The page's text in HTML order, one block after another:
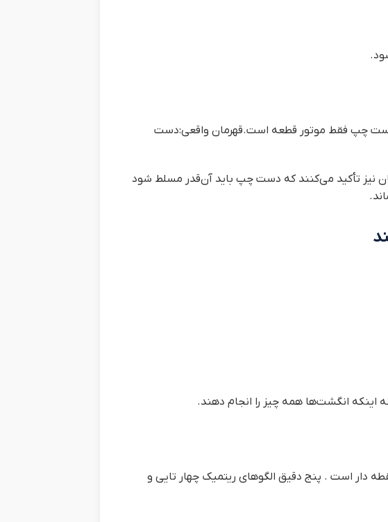
چپ فقط موتور قطعه است.قهرمان واقعی:دست
نیز تأکید می‌کنند که دست چپ باید آن‌قدر مسلط شود
اینکه انگشت‌ها همه چیز را انجام دهند.
دار است . پنج دقیق الگوهای ریتمیک چهار تایی و